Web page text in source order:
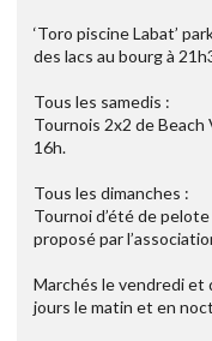
‘Toro piscine Labat’
des lacs au bourg à
Tous les samedis :
Tournois 2x2 de Beach
16h.
Tous les dimanches :
Tournoi d’été de
proposé par
Marchés le vendredi et
jours le matin et en